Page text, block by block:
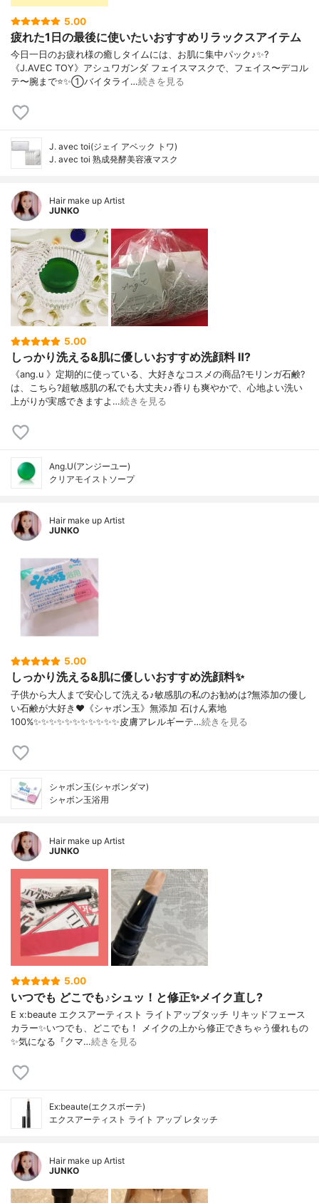
5.00
疲れた1日の最後に使いたいおすすめリラックスアイテム
今日一日のお疲れ様の癒しタイムには、お肌に集中パック♪✨?
《J.AVEC TOY》アシュワガンダ フェイスマスクで、フェイス〜デコル
テ〜腕まで⭐️✨①バイタライ…続きを見る
J. avec toi(ジェイ アベック トワ)
J. avec toi 熟成発酵美容液マスク
Hair make up Artist
JUNKO
5.00
しっかり洗える&肌に優しいおすすめ洗顔料 Ⅱ?
《ang.u 》定期的に使っている、大好きなコスメの商品?モリンガ石鹸?
は、こちら?超敏感肌の私でも大丈夫♪♪香りも爽やかで、心地よい洗い
上がりが実感できますよ…続きを見る
Ang.U(アンジーユー)
クリアモイストソープ
Hair make up Artist
JUNKO
5.00
しっかり洗える&肌に優しいおすすめ洗顔料✨
子供から大人まで安心して洗える♪敏感肌の私のお勧めは?無添加の優し
い石鹸が大好き❤《シャボン玉》無添加 石けん素地
100%✨✨✨✨✨✨✨✨✨✨✨皮膚アレルギーテ…続きを見る
シャボン玉(シャボンダマ)
シャボン玉浴用
Hair make up Artist
JUNKO
5.00
いつでも どこでも♪シュッ！と修正✨メイク直し?
E x:beaute エクスアーティスト ライトアップタッチ リキッドフェース
カラー✨いつでも、どこでも！ メイクの上から修正できちゃう優れもの
✨気になる『クマ…続きを見る
Ex:beaute(エクスボーテ)
エクスアーティスト ライト アップ レタッチ
Hair make up Artist
JUNKO